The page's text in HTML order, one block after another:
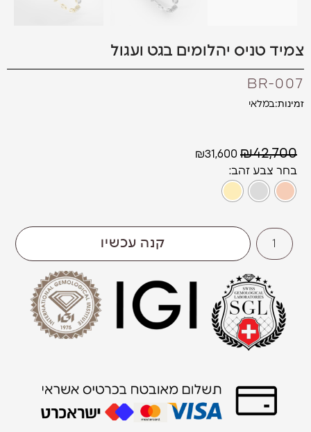
צמיד טניס יהלומים בגט ועגול
BR-007
זמינות:במלאי
₪42,700
₪31,600
צבע זהב
קנה עכשיו